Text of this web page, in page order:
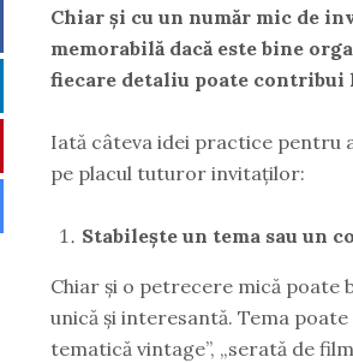
Facebook
LinkedIn
Pinterest
Chiar și cu un număr mic de
memorabilă dacă este bine
fiecare detaliu poate contribui
Iată câteva idei practice pentru
pe placul tuturor invitaților:
Stabilește un tema sau un
Chiar și o petrecere mică poate
unică și interesantă. Tema
tematică vintage”, „serată de